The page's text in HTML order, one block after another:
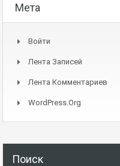
Мета
Войти
Лента Записей
Лента Комментариев
WordPress.org
Поиск